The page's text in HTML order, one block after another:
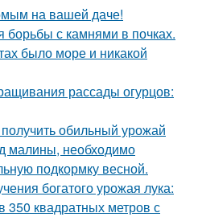
на вашей даче!
борьбы с камнями в почках.
было море и никакой
рассады огурцов:
обильный урожай
малины, необходимо
подкормку весной.
богатого урожая лука:
350 квадратных метров с